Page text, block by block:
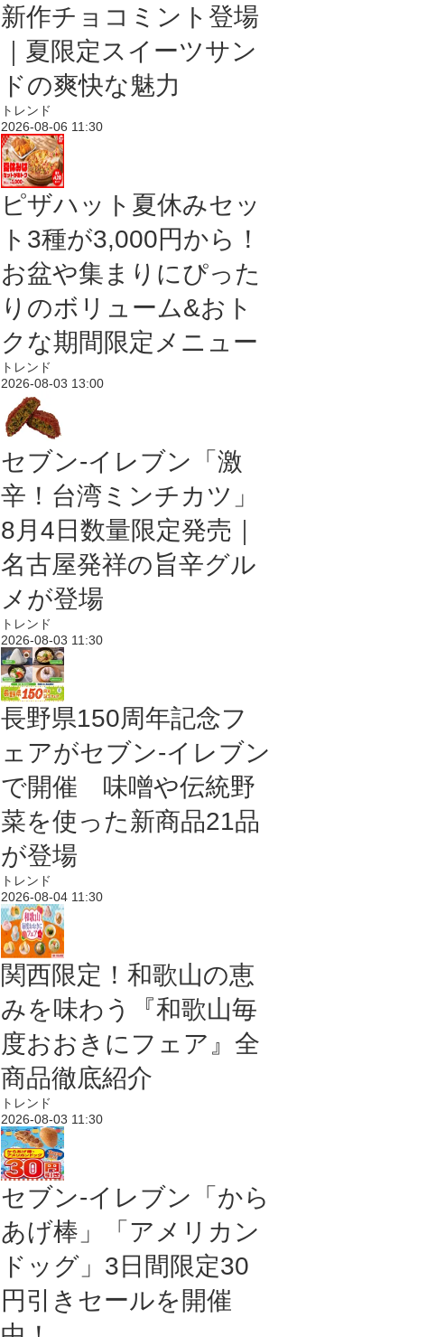
新作チョコミント登場
｜夏限定スイーツサン
ドの爽快な魅力
トレンド
2026-08-06 11:30
ピザハット夏休みセッ
ト3種が3,000円から！
お盆や集まりにぴった
りのボリューム&おト
クな期間限定メニュー
トレンド
2026-08-03 13:00
セブン-イレブン「激
辛！台湾ミンチカツ」
8月4日数量限定発売｜
名古屋発祥の旨辛グル
メが登場
トレンド
2026-08-03 11:30
長野県150周年記念フ
ェアがセブン-イレブン
で開催 味噌や伝統野
菜を使った新商品21品
が登場
トレンド
2026-08-04 11:30
関西限定！和歌山の恵
みを味わう『和歌山毎
度おおきにフェア』全
商品徹底紹介
トレンド
2026-08-03 11:30
セブン‐イレブン「から
あげ棒」「アメリカン
ドッグ」3日間限定30
円引きセールを開催